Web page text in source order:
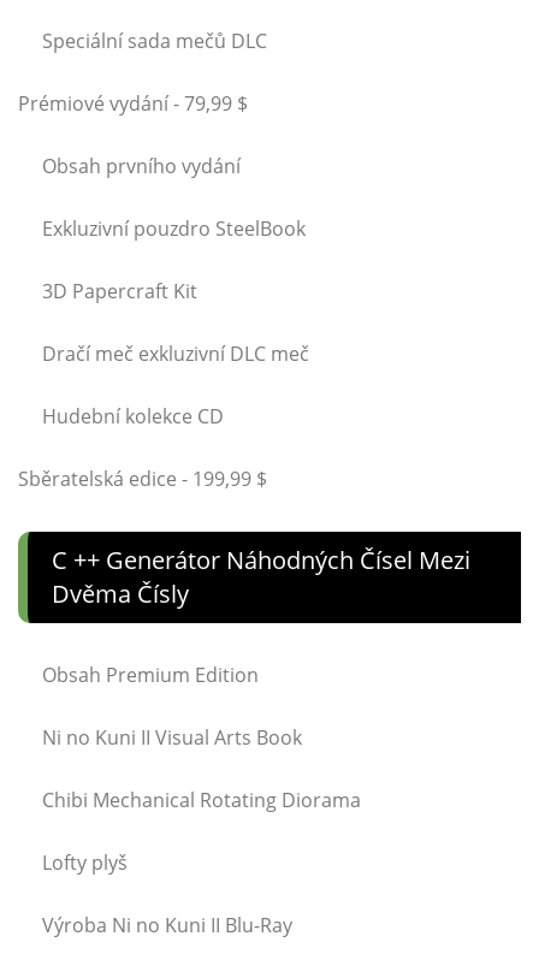
Speciální sada mečů DLC
Prémiové vydání - 79,99 $
Obsah prvního vydání
Exkluzivní pouzdro SteelBook
3D Papercraft Kit
Dračí meč exkluzivní DLC meč
Hudební kolekce CD
Sběratelská edice - 199,99 $
C ++ Generátor Náhodných Čísel Mezi
Dvěma Čísly
Obsah Premium Edition
Ni no Kuni II Visual Arts Book
Chibi Mechanical Rotating Diorama
Lofty plyš
Výroba Ni no Kuni II Blu-Ray